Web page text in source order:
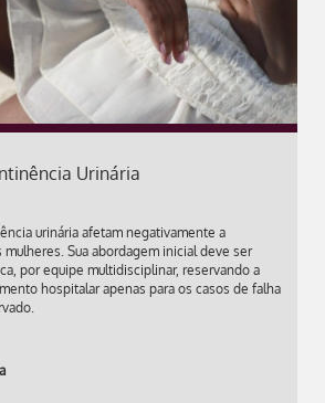
Urinária
urinária afetam negativamente a
mulheres. Sua abordagem inicial deve ser
por equipe multidisciplinar, reservando a
hospitalar apenas para os casos de falha